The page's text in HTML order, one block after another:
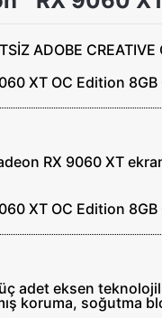
RX 9060 XT
adet eksen
koruma, soğutma